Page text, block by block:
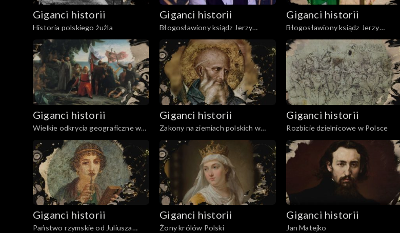
Giganci historii
Historia polskiego żużla
Giganci historii
Błogosławiony ksiądz Jerzy
Popiełuszko
Giganci historii
Błogosławiony ksiądz Jerzy
Popiełuszko
Giganci historii
Wielkie odkrycia geograficzne w
XV i XVI wieku
Giganci historii
Zakony na ziemiach polskich w
okresie średniowiecza
Giganci historii
Rozbicie dzielnicowe w Polsce
Giganci historii
Państwo rzymskie od Juliusza
Giganci historii
Żony królów Polski
Giganci historii
Jan Matejko